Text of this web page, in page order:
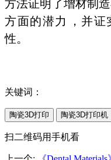
方法证明了增材制
方面的潜力，
性。
关键词：
陶瓷3D打印 陶瓷3D打印机
扫二维码用手机看